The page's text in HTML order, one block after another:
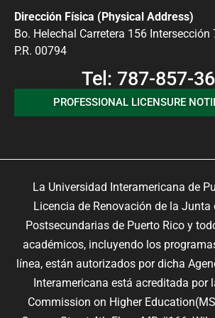
Dirección Física (Physical Address)
Bo. Helechal Carretera 156 Intersección
P.R. 00794
Tel: 787-857-
PROFESSIONAL LICENSURE
La Universidad Interamericana de
Licencia de Renovación de la
Postsecundarias de Puerto Rico y
académicos, incluyendo los
línea, están autorizados por dicha
Interamericana está acreditada por
Commission on Higher